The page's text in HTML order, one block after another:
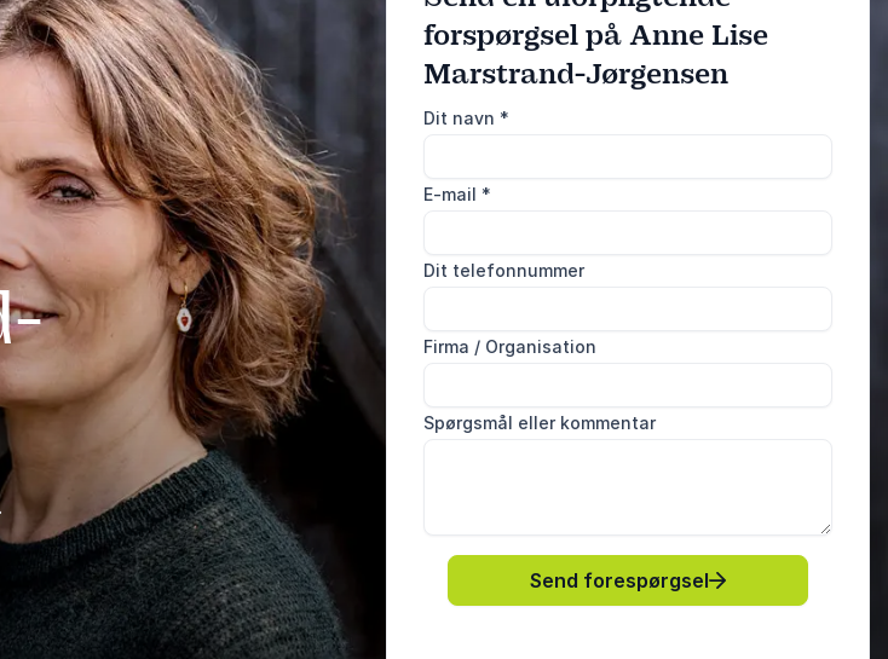
forspørgsel på Anne Lise
Marstrand-Jørgensen
Dit navn *
E-mail *
Dit telefonnummer
Firma / Organisation
Spørgsmål eller kommentar
Send forespørgsel